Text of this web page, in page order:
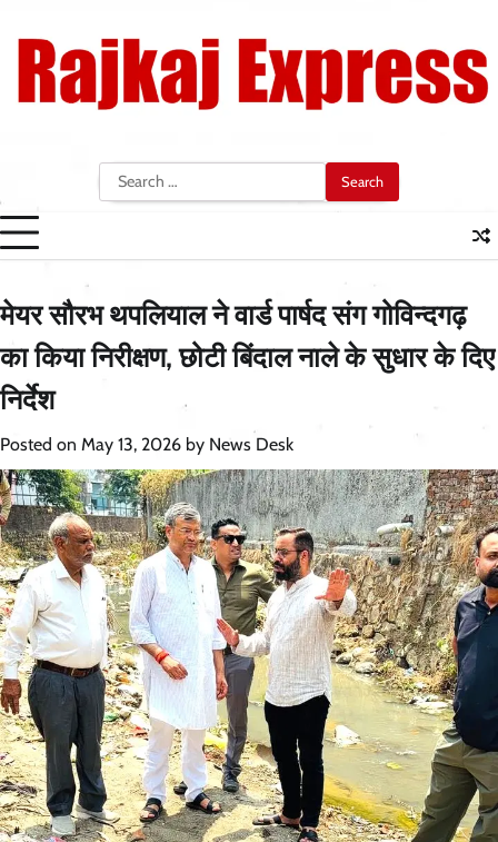
content
Search
for:
मेयर सौरभ थपलियाल ने वार्ड पार्षद संग गोविन्दगढ़
का किया निरीक्षण, छोटी बिंदाल नाले के सुधार के दिए
निर्देश
Posted on May 13, 2026 by News Desk